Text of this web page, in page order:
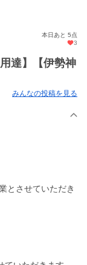
本日あと 5点
3
達】【伊勢神
みんなの投稿を見る
とさせていただき